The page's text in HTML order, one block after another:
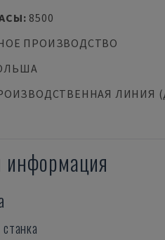
: 8500
ПРОИЗВОДСТВО
ЛИНИЯ